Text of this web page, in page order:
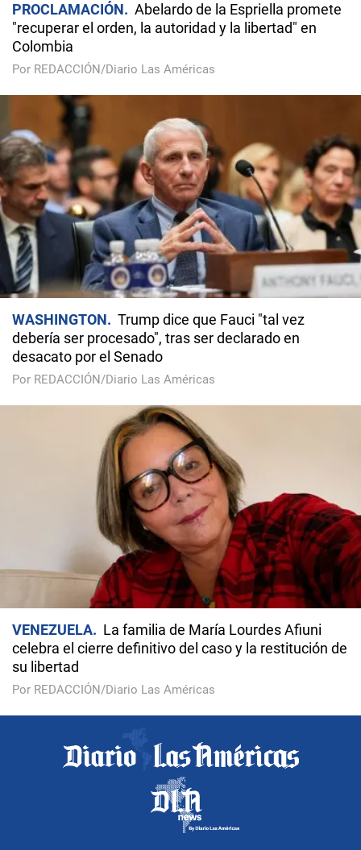
PROCLAMACIÓN
Abelardo de la Espriella promete
"recuperar el orden, la autoridad y la libertad" en
Colombia
Por REDACCIÓN/Diario Las Américas
WASHINGTON
Trump dice que Fauci "tal vez
debería ser procesado", tras ser declarado en
desacato por el Senado
Por REDACCIÓN/Diario Las Américas
VENEZUELA
La familia de María Lourdes Afiuni
celebra el cierre definitivo del caso y la restitución de
su libertad
Por REDACCIÓN/Diario Las Américas